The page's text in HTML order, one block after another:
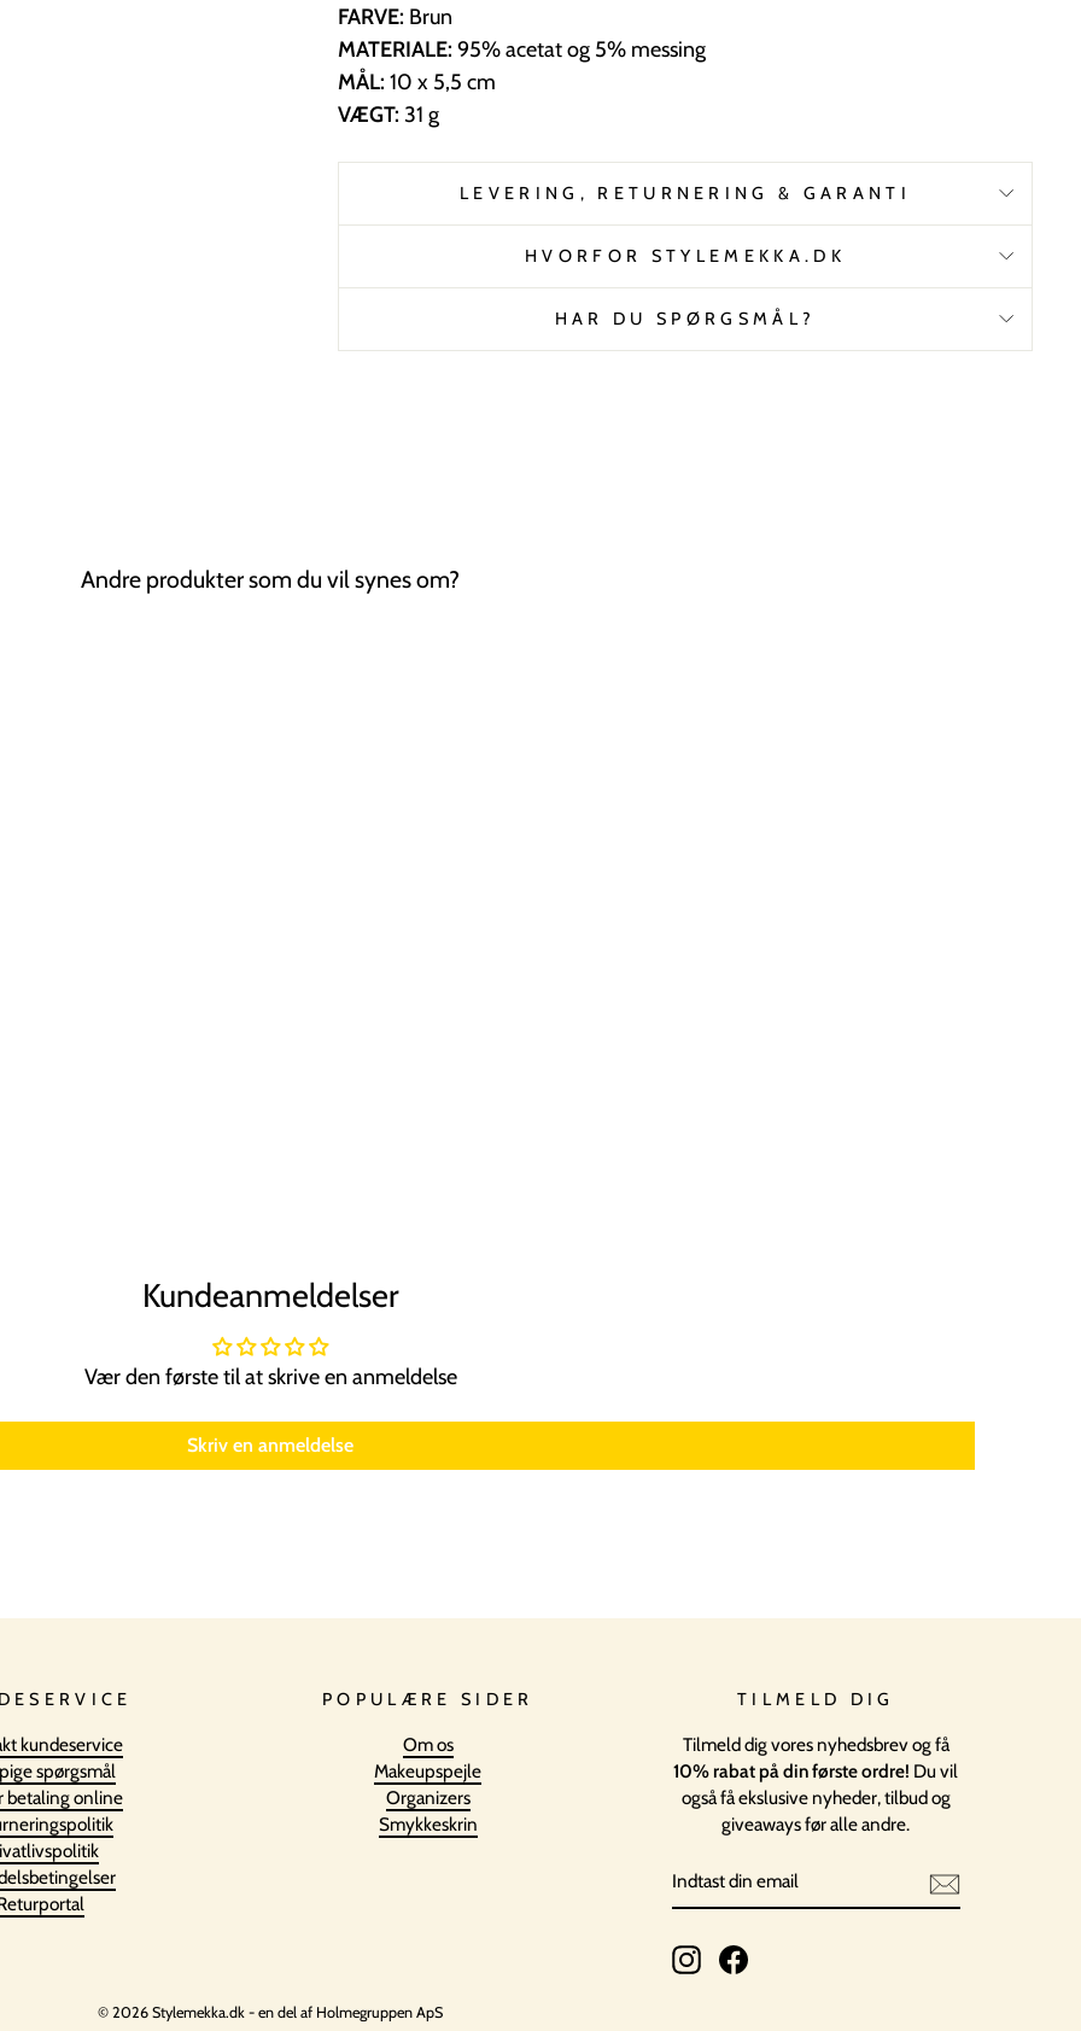
FARVE: Brun
MATERIALE: 95% acetat og 5% messing
MÅL: 10 x 5,5 cm
VÆGT: 31 g
LEVERING, RETURNERING & GARANTI
HVORFOR STYLEMEKKA.DK
HAR DU SPØRGSMÅL?
Andre produkter som du vil synes om?
Kundeanmeldelser
Vær den første til at skrive en anmeldelse
Skriv en anmeldelse
kundeservice
spørgsmål
betaling online
POPULÆRE SIDER
Om os
Makeupspejle
Organizers
Smykkeskrin
TILMELD DIG
Tilmeld dig vores nyhedsbrev og få
10% rabat på din første ordre! Du vil
også få ekslusive nyheder, tilbud og
giveaways før alle andre.
DIN
EMAIL
InstagramFacebook
© 2026 Stylemekka.dk - en del af Holmegruppen ApS